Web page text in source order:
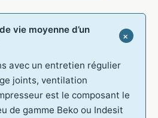
vie moyenne d’un
avec un entretien régulier
joints, ventilation
est le composant le
de gamme Beko ou Indesit